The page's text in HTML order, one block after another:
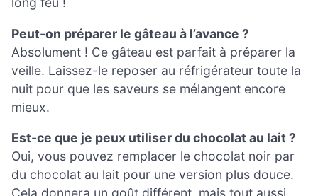
Peut-on préparer le gâteau à l’avance ?
Absolument ! Ce gâteau est parfait à préparer la
veille. Laissez-le reposer au réfrigérateur toute la
nuit pour que les saveurs se mélangent encore
mieux.
Est-ce que je peux utiliser du chocolat au lait ?
Oui, vous pouvez remplacer le chocolat noir par
du chocolat au lait pour une version plus douce.